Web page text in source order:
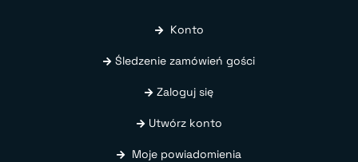
Konto
Śledzenie zamówień gości
Zaloguj się
Utwórz konto
Moje powiadomienia